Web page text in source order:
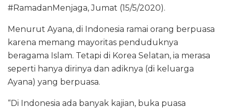
#RamadanMenjaga, Jumat (15/5/2020).
Menurut Ayana, di Indonesia ramai orang berpuasa
karena memang mayoritas penduduknya
beragama Islam. Tetapi di Korea Selatan, ia merasa
seperti hanya dirinya dan adiknya (di keluarga
Ayana) yang berpuasa.
“Di Indonesia ada banyak kajian, buka puasa